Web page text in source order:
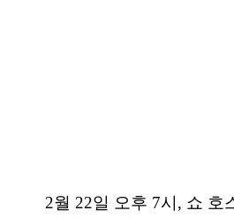
2월 22일 오후 7시, 쇼 호